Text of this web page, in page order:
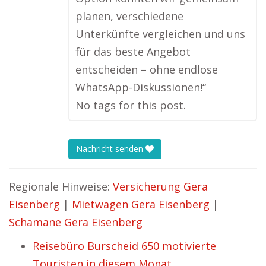
planen, verschiedene
Unterkünfte vergleichen und uns
für das beste Angebot
entscheiden – ohne endlose
WhatsApp-Diskussionen!“
No tags for this post.
Nachricht senden
Regionale Hinweise: Versicherung Gera
Eisenberg | Mietwagen Gera Eisenberg |
Schamane Gera Eisenberg
Reisebüro Burscheid 650 motivierte